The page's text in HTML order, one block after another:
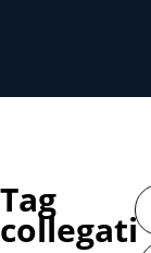
Tag
collegati